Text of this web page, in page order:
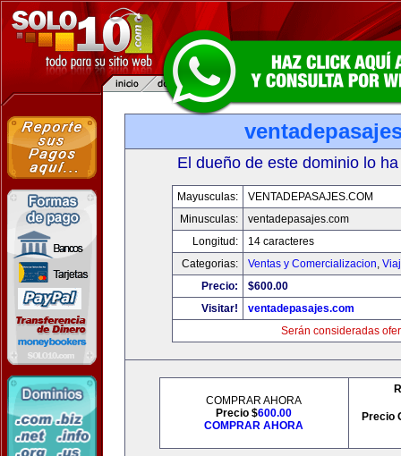
El dueño de este dominio lo
Mayusculas:
VENTADEPASAJES.COM
Minusculas:
ventadepasajes.com
Longitud:
14 caracteres
Categorias:
Ventas y Comercializacion,
Precio:
$600.00
Visitar!
ventadepasajes.com
Serán consideradas
COMPRAR AHORA
Precio $600.00
COMPRAR AHORA
Precio